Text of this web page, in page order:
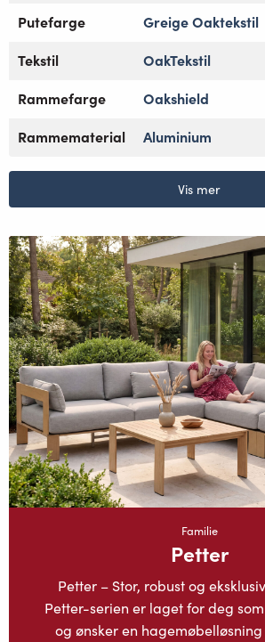
Putefarge Greige Oaktekstil
Tekstil
OakTekstil
Rammefarge
Oakshield
Rammematerial
Aluminium
Vis mer
Familie
Petter
Petter – Stor, robust og
Petter-serien er laget for deg
og ønsker en